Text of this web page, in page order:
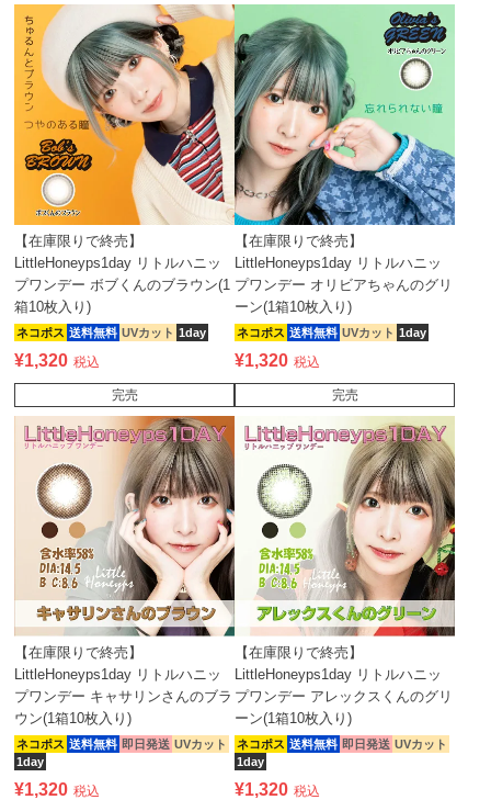
【在庫限りで終売】
LittleHoneyps1day リトルハニッ
プワンデー ボブくんのブラウン(1
箱10枚入り)
ネコポス 送料無料 UVカット 1day
¥1,320 税込
完売
【在庫限りで終売】
LittleHoneyps1day リトルハニッ
プワンデー オリビアちゃんのグリ
ーン(1箱10枚入り)
ネコポス 送料無料 UVカット 1day
¥1,320 税込
完売
【在庫限りで終売】
LittleHoneyps1day リトルハニッ
プワンデー キャサリンさんのブラ
ウン(1箱10枚入り)
ネコポス 送料無料 即日発送 UVカット
1day
¥1,320 税込
【在庫限りで終売】
LittleHoneyps1day リトルハニッ
プワンデー アレックスくんのグリ
ーン(1箱10枚入り)
ネコポス 送料無料 即日発送 UVカット
1day
¥1,320 税込